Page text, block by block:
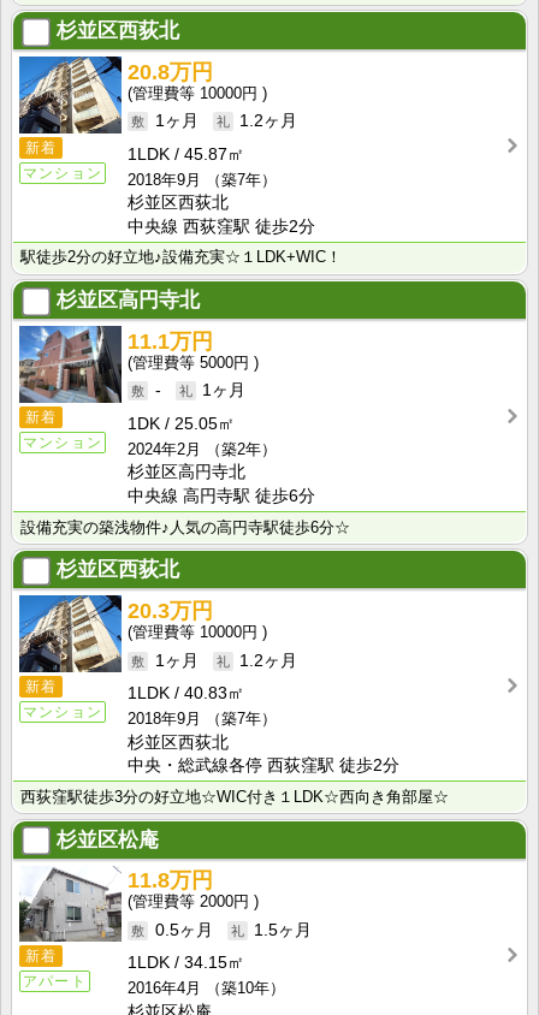
杉並区西荻北
新着
マンション
20.8万円
10000円
1ヶ月
1.2ヶ月
1LDK
45.87㎡
2018年9月
（築7年）
杉並区西荻北
中央線 西荻窪駅 徒歩2分
駅徒歩2分の好立地♪設備充実☆１LDK+WIC！
杉並区高円寺北
新着
マンション
11.1万円
5000円
-
1ヶ月
1DK
25.05㎡
2024年2月
（築2年）
杉並区高円寺北
中央線 高円寺駅 徒歩6分
設備充実の築浅物件♪人気の高円寺駅徒歩6分☆
杉並区西荻北
新着
マンション
20.3万円
10000円
1ヶ月
1.2ヶ月
1LDK
40.83㎡
2018年9月
（築7年）
杉並区西荻北
中央・総武線各停 西荻窪駅 徒歩2分
西荻窪駅徒歩3分の好立地☆WIC付き１LDK☆西向き角部屋☆
杉並区松庵
新着
アパート
11.8万円
2000円
0.5ヶ月
1.5ヶ月
1LDK
34.15㎡
2016年4月
（築10年）